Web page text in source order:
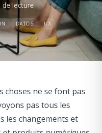
de lecture
DATOS UX
choses ne se font pas
pas tous les
les changements et